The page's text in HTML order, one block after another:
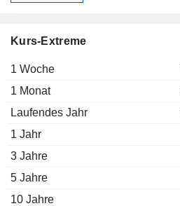
Kurs-Extreme
1 Woche
1 Monat
Laufendes Jahr
1 Jahr
3 Jahre
5 Jahre
10 Jahre